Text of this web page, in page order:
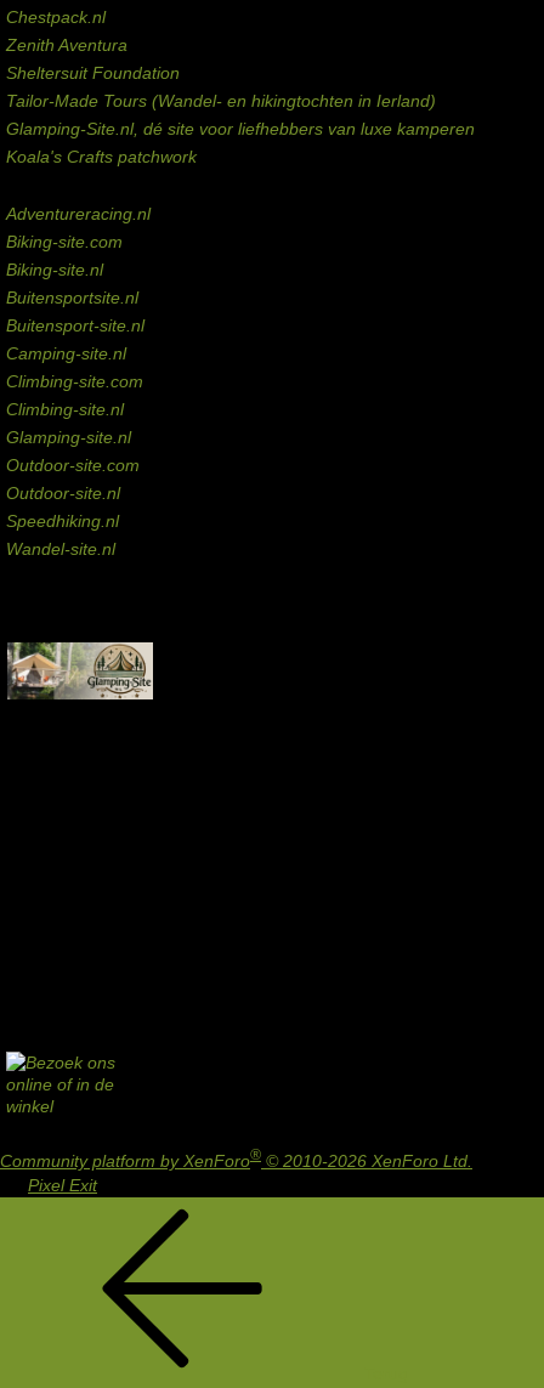
Chestpack.nl
Zenith Aventura
Sheltersuit Foundation
Tailor-Made Tours (Wandel- en hikingtochten in Ierland)
Glamping-Site.nl, dé site voor liefhebbers van luxe kamperen
Koala's Crafts patchwork
Adventureracing.nl
Biking-site.com
Biking-site.nl
Buitensportsite.nl
Buitensport-site.nl
Camping-site.nl
Climbing-site.com
Climbing-site.nl
Glamping-site.nl
Outdoor-site.com
Outdoor-site.nl
Speedhiking.nl
Wandel-site.nl
Community platform by XenForo® © 2010-2026 XenForo Ltd.
Pixel Exit